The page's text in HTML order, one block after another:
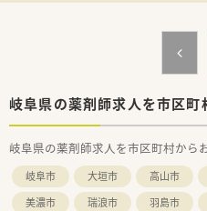
■医療機関からの問い合わ
対する薬事研修の指導など
■薬剤師免許の保有は必須
経験がない未経験の方でも
クがメインとなるため事務
■専門的な知識をわかりや
業務や教育業務に興味があ
岐阜県の薬剤師求人を市区町
岐阜県の薬剤師求人を市区町村から
岐阜市 大垣市 高山市
美濃市
瑞浪市 羽島市